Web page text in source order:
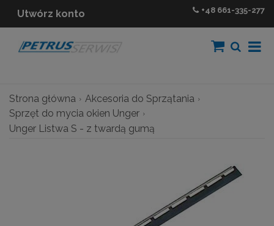
Utwórz konto +48 661-335-277
Strona główna
Akcesoria do Sprzątania
Sprzęt do mycia okien Unger
Unger Listwa S - z twardą gumą